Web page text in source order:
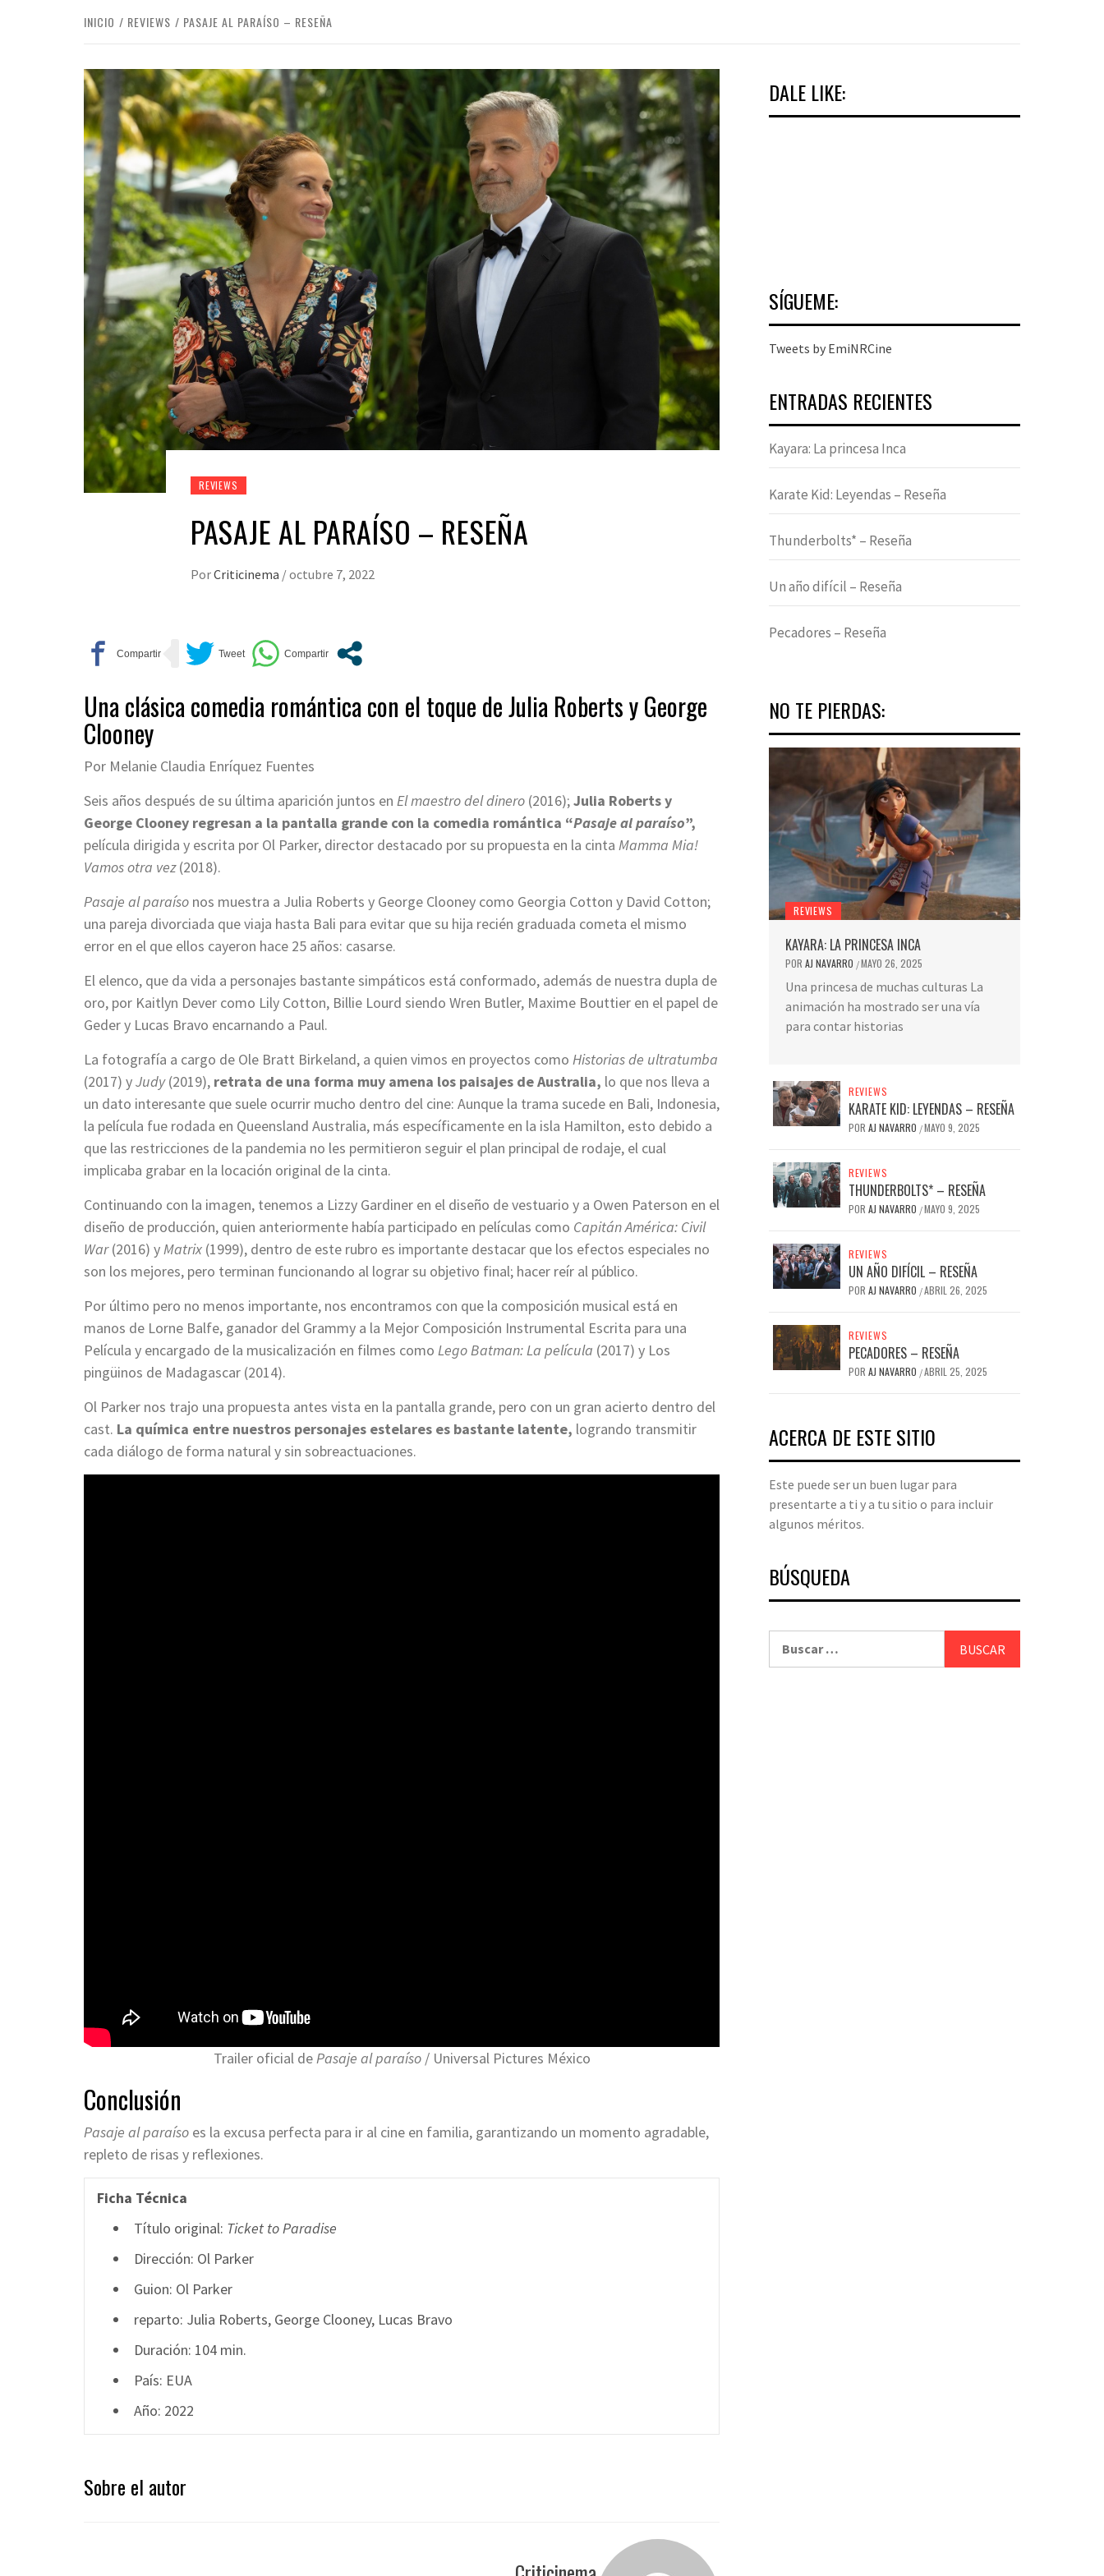
INICIO REVIEWS PASAJE AL PARAÍSO – RESEÑA
REVIEWS
PASAJE AL PARAÍSO – RESEÑA
PorCriticinema /octubre 7, 2022
Una clásica comedia romántica con el toque de Julia Roberts y George
Clooney
Por Melanie Claudia Enríquez Fuentes
Seis años después de su última aparición juntos en El maestro del dinero (2016);Julia Roberts y
George Clooney regresan a la pantalla grande con la comedia romántica “Pasaje al paraíso”,
película dirigida y escrita por Ol Parker, director destacado por su propuesta en la cinta Mamma Mia!
Vamos otra vez(2018).
Pasaje al paraíso nos muestra a Julia Roberts y George Clooney como Georgia Cotton y David Cotton;
una pareja divorciada que viaja hasta Bali para evitar que su hija recién graduada cometa el mismo
error en el que ellos cayeron hace 25 años: casarse.
El elenco, que da vida a personajes bastante simpáticos está conformado, además de nuestra dupla de
oro, por Kaitlyn Dever como Lily Cotton, Billie Lourd siendo Wren Butler, Maxime Bouttier en el papel de
Geder y Lucas Bravo encarnando a Paul.
La fotografía a cargo de Ole Bratt Birkeland, a quien vimos en proyectos como Historias de ultratumba
(2017) yJudy(2019), retrata de una forma muy amena los paisajes de Australia, lo que nos lleva a
un dato interesante que suele ocurrir mucho dentro del cine: Aunque la trama sucede en Bali, Indonesia,
la película fue rodada en Queensland Australia, más específicamente en la isla Hamilton, esto debido a
que las restricciones de la pandemia no les permitieron seguir el plan principal de rodaje, el cual
implicaba grabar en la locación original de la cinta.
Continuando con la imagen, tenemos a Lizzy Gardiner en el diseño de vestuario y a Owen Paterson en el
diseño de producción, quien anteriormente había participado en películas como Capitán América: Civil
War(2016) yMatrix (1999), dentro de este rubro es importante destacar que los efectos especiales no
son los mejores, pero terminan funcionando al lograr su objetivo final; hacer reír al público.
Por último pero no menos importante, nos encontramos con que la composición musical está en
manos de Lorne Balfe, ganador del Grammy a la Mejor Composición Instrumental Escrita para una
Película y encargado de la musicalización en filmes como Lego Batman: La película (2017) y Los
pingüinos de Madagascar (2014).
Ol Parker nos trajo una propuesta antes vista en la pantalla grande, pero con un gran acierto dentro del
cast. La química entre nuestros personajes estelares es bastante latente, logrando transmitir
cada diálogo de forma natural y sin sobreactuaciones.
Trailer oficial de Pasaje al paraíso/ Universal Pictures México
Conclusión
Pasaje al paraíso es la excusa perfecta para ir al cine en familia, garantizando un momento agradable,
repleto de risas y reflexiones.
Ficha Técnica
Título original: Ticket to Paradise
Dirección: Ol Parker
Guion: Ol Parker
reparto: Julia Roberts, George Clooney, Lucas Bravo
Duración: 104 min.
País: EUA
Año: 2022
Sobre el autor
DALE LIKE:
SÍGUEME:
Tweets by EmiNRCine
ENTRADAS RECIENTES
Kayara: La princesa Inca
Karate Kid: Leyendas – Reseña
Thunderbolts* – Reseña
Un año difícil – Reseña
Pecadores – Reseña
NO TE PIERDAS:
REVIEWS
KAYARA: LA PRINCESA INCA
POR AJ NAVARRO /MAYO 26, 2025
Una princesa de muchas culturas La
animación ha mostrado ser una vía
para contar historias
REVIEWS
KARATE KID: LEYENDAS – RESEÑA
POR AJ NAVARRO /MAYO 9, 2025
REVIEWS
THUNDERBOLTS* – RESEÑA
POR AJ NAVARRO /MAYO 9, 2025
REVIEWS
UN AÑO DIFÍCIL – RESEÑA
POR AJ NAVARRO /ABRIL 26, 2025
REVIEWS
PECADORES – RESEÑA
POR AJ NAVARRO /ABRIL 25, 2025
ACERCA DE ESTE SITIO
Este puede ser un buen lugar para
presentarte a ti y a tu sitio o para incluir
algunos méritos.
BÚSQUEDA